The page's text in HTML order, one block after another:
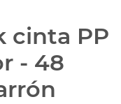
cinta PP
- 48